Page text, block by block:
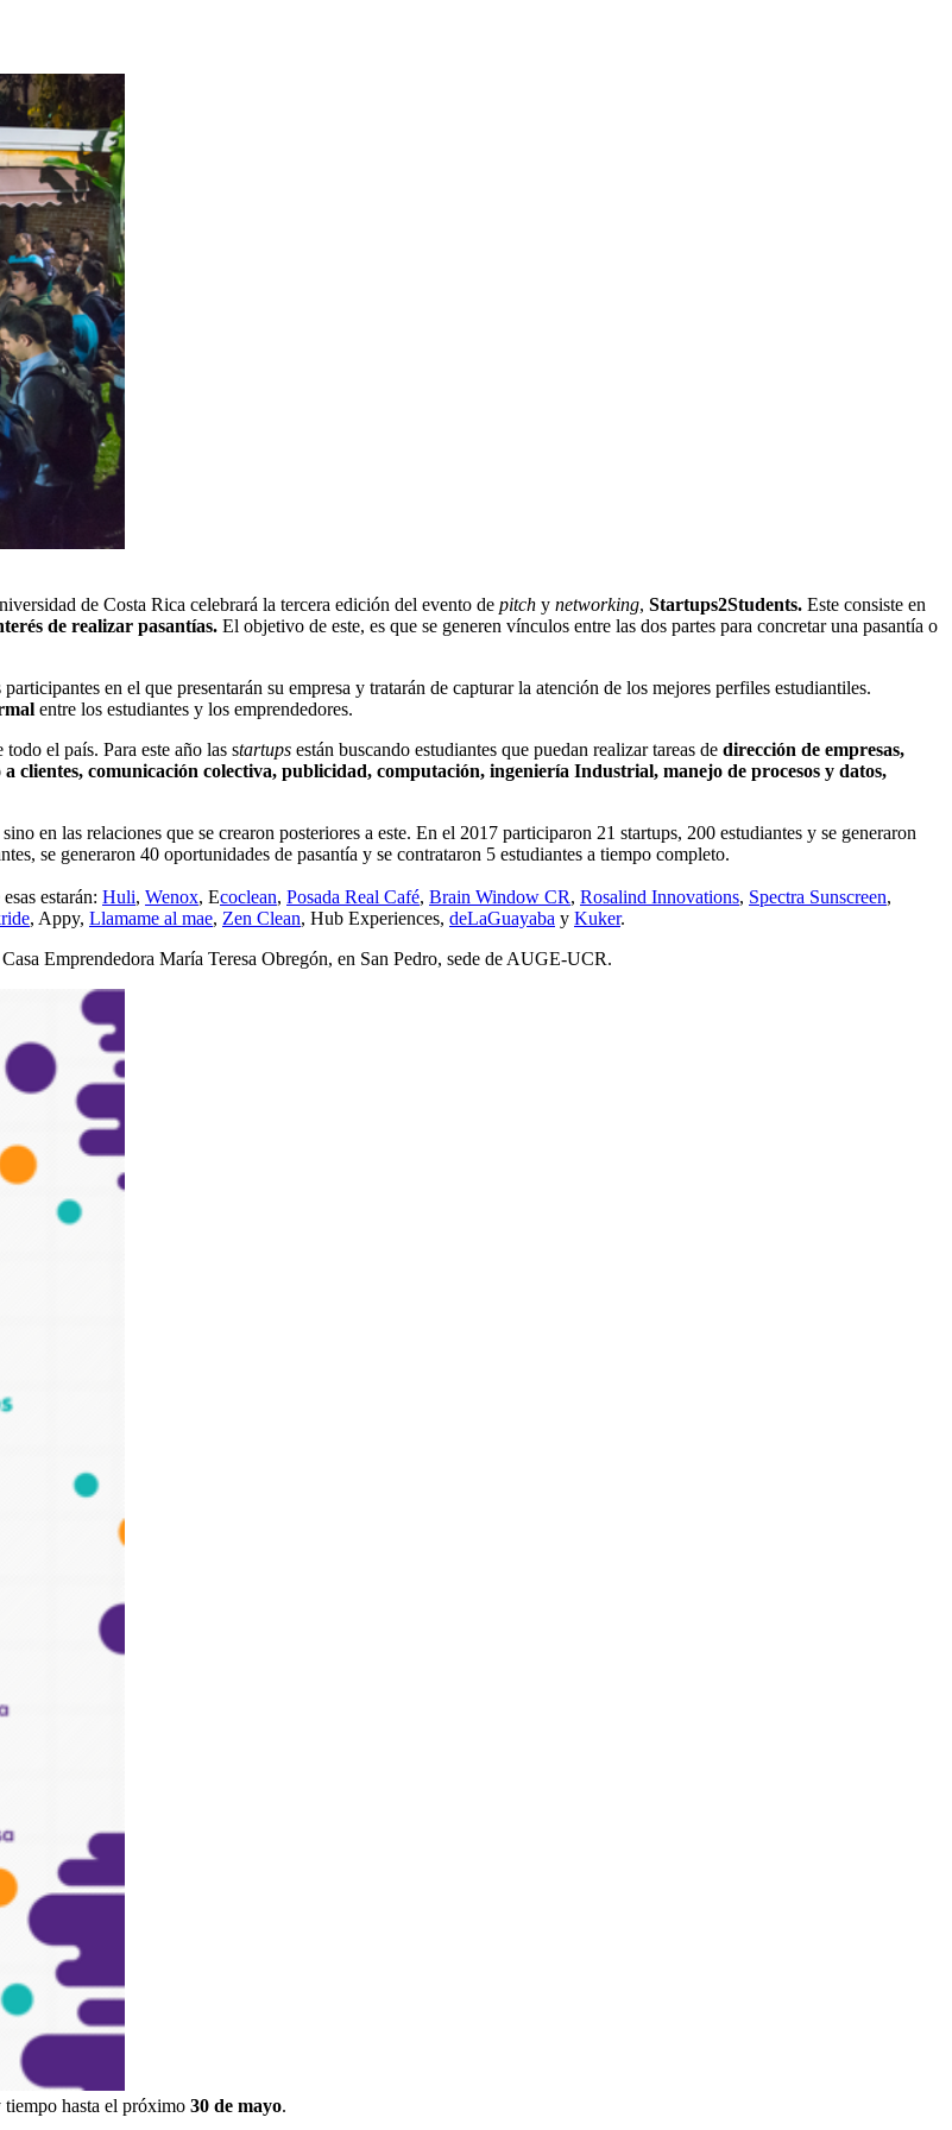
de Costa Rica celebrará la tercera edición del evento de pitch y networking, Startups2Students. Este consiste en
de realizar pasantías. El objetivo de este, es que se generen vínculos entre las dos partes para concretar una pasantía o
en el que presentarán su empresa y tratarán de capturar la atención de los mejores perfiles estudiantiles.
entre los estudiantes y los emprendedores.
el país. Para este año las startups están buscando estudiantes que puedan realizar tareas de dirección de empresas,
a clientes, comunicación colectiva, publicidad, computación, ingeniería Industrial, manejo de procesos y datos,
en las relaciones que se crearon posteriores a este. En el 2017 participaron 21 startups, 200 estudiantes y se generaron
se generaron 40 oportunidades de pasantía y se contrataron 5 estudiantes a tiempo completo.
estarán: Huli, Wenox, Ecoclean, Posada Real Café, Brain Window CR, Rosalind Innovations, Spectra Sunscreen,
, Appy, Llamame al mae, Zen Clean, Hub Experiences, deLaGuayaba y Kuker.
Emprendedora María Teresa Obregón, en San Pedro, sede de AUGE-UCR.
hasta el próximo 30 de mayo.